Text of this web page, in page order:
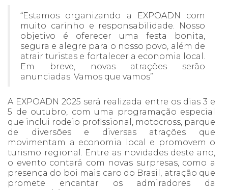
“Estamos organizando a EXPOADN com
muito carinho e responsabilidade. Nosso
objetivo é oferecer uma festa bonita,
segura e alegre para o nosso povo, além de
atrair turistas e fortalecer a economia local.
Em breve, novas atrações serão
anunciadas. Vamos que vamos”
A EXPOADN 2025 será realizada entre os dias 3 e
5 de outubro, com uma programação especial
que inclui rodeio profissional, motocross, parque
de diversões e diversas atrações que
movimentam a economia local e promovem o
turismo regional. Entre as novidades deste ano,
o evento contará com novas surpresas, como a
presença do boi mais caro do Brasil, atração que
promete encantar os admiradores da